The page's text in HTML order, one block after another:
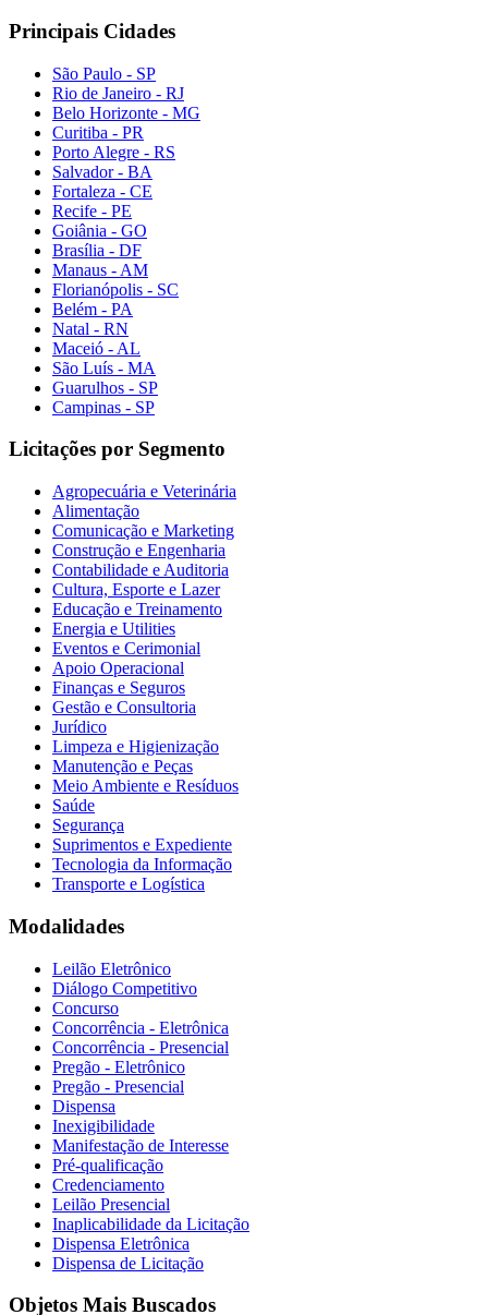
Principais Cidades
São Paulo - SP
Rio de Janeiro - RJ
Belo Horizonte - MG
Curitiba - PR
Porto Alegre - RS
Salvador - BA
Fortaleza - CE
Recife - PE
Goiânia - GO
Brasília - DF
Manaus - AM
Florianópolis - SC
Belém - PA
Natal - RN
Maceió - AL
São Luís - MA
Guarulhos - SP
Campinas - SP
Licitações por Segmento
Agropecuária e Veterinária
Alimentação
Comunicação e Marketing
Construção e Engenharia
Contabilidade e Auditoria
Cultura, Esporte e Lazer
Educação e Treinamento
Energia e Utilities
Eventos e Cerimonial
Apoio Operacional
Finanças e Seguros
Gestão e Consultoria
Jurídico
Limpeza e Higienização
Manutenção e Peças
Meio Ambiente e Resíduos
Saúde
Segurança
Suprimentos e Expediente
Tecnologia da Informação
Transporte e Logística
Modalidades
Leilão Eletrônico
Diálogo Competitivo
Concurso
Concorrência - Eletrônica
Concorrência - Presencial
Pregão - Eletrônico
Pregão - Presencial
Dispensa
Inexigibilidade
Manifestação de Interesse
Pré-qualificação
Credenciamento
Leilão Presencial
Inaplicabilidade da Licitação
Dispensa Eletrônica
Dispensa de Licitação
Objetos Mais Buscados